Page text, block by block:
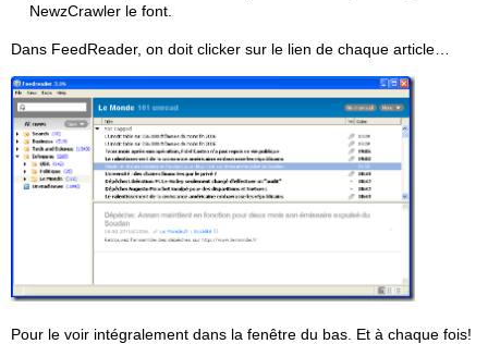
NewzCrawler le font.
Dans FeedReader, on doit clicker sur le lien de chaque article…
Pour le voir intégralement dans la fenêtre du bas. Et à chaque fois!